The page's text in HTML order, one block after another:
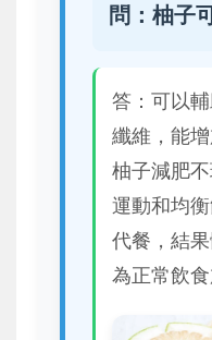
問：柚子
答：可以
纖維，能
柚子減肥
運動和均
代餐，結
為正常飲食